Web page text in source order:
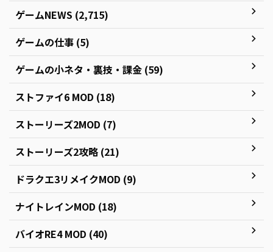
ゲームNEWS (2,715)
ゲームの仕事 (5)
ゲームの小ネタ・裏技・課金 (59)
ストファイ6 MOD (18)
ストーリーズ2MOD (7)
ストーリーズ2攻略 (21)
ドラクエ3リメイクMOD (9)
ナイトレインMOD (18)
バイオRE4 MOD (40)